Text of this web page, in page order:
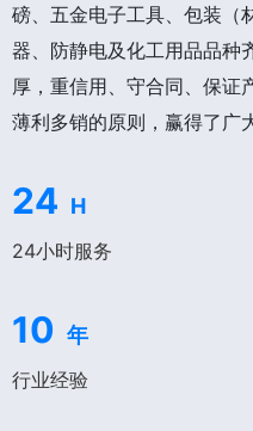
磅、五金电子工具、包装（
器、防静电及化工用品品种
厚，重信用、守合同、保证
薄利多销的原则，赢得了广
24 H
24小时服务
10 年
行业经验